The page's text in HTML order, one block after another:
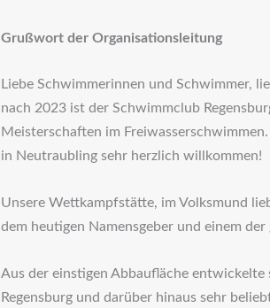
Grußwort der Organisationsleitung
Liebe Schwimmerinnen und Schwimmer,
nach 2023 ist der Schwimmclub
Meisterschaften im
in Neutraubling sehr herzlich willkommen!
Unsere Wettkampfstätte, im Volksmund
dem heutigen Namensgeber und einem
Aus der einstigen Abbaufläche
Regensburg und darüber hinaus sehr